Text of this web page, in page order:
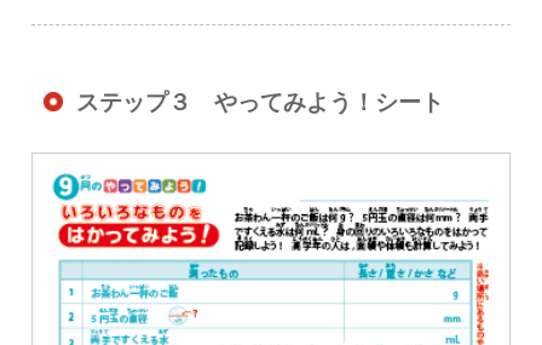
ステップ３ やってみよう！シート